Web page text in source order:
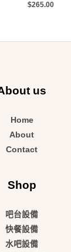
$265.00
us
Home
About
Contact
Shop
吧台設備
快餐設備
水吧設備